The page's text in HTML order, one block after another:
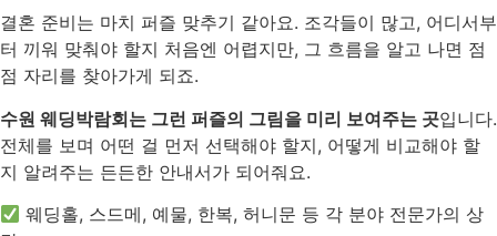
결혼 준비는 마치 퍼즐 맞추기 같아요. 조각들이 많고, 어디서부
터 끼워 맞춰야 할지 처음엔 어렵지만, 그 흐름을 알고 나면 점
점 자리를 찾아가게 되죠.
수원 웨딩박람회는 그런 퍼즐의 그림을 미리 보여주는 곳입니다.
전체를 보며 어떤 걸 먼저 선택해야 할지, 어떻게 비교해야 할
지 알려주는 든든한 안내서가 되어줘요.
웨딩홀, 스드메, 예물, 한복, 허니문 등 각 분야 전문가의 상